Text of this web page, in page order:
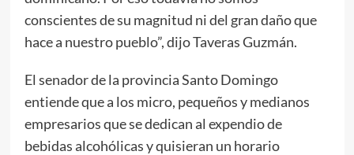
conscientes de su magnitud ni del gran daño que
hace a nuestro pueblo”, dijo Taveras Guzmán.
El senador de la provincia Santo Domingo
entiende que a los micro, pequeños y medianos
empresarios que se dedican al expendio de
bebidas alcohólicas y quisieran un horario